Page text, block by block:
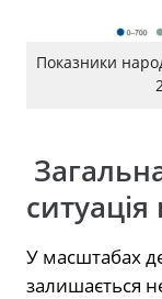
Показники
ситуація
У масштабах
залишається